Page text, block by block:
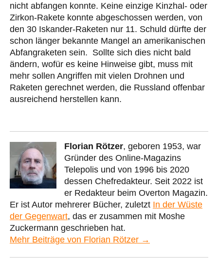
nicht abfangen konnte. Keine einzige Kinzhal- oder
Zirkon-Rakete konnte abgeschossen werden, von
den 30 Iskander-Raketen nur 11. Schuld dürfte der
schon länger bekannte Mangel an amerikanischen
Abfangraketen sein. Sollte sich dies nicht bald
ändern, wofür es keine Hinweise gibt, muss mit
mehr sollen Angriffen mit vielen Drohnen und
Raketen gerechnet werden, die Russland offenbar
ausreichend herstellen kann.
Florian Rötzer, geboren 1953, war
Gründer des Online-Magazins
Telepolis und von 1996 bis 2020
dessen Chefredakteur. Seit 2022 ist
er Redakteur beim Overton Magazin.
Er ist Autor mehrerer Bücher, zuletzt In der Wüste
der Gegenwart, das er zusammen mit Moshe
Zuckermann geschrieben hat.
Mehr Beiträge von Florian Rötzer →